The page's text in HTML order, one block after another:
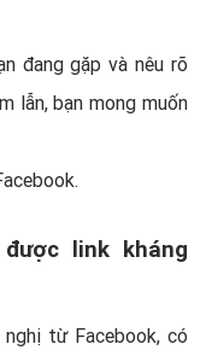
đang gặp và nêu rõ
lẫn, bạn mong muốn
link kháng
nghị từ Facebook, có